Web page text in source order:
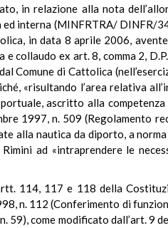
in relazione alla nota
interna (MINFRTRA/ DINFR/
in data 8 aprile 2006,
collaudo ex art. 8, comma 2,
Comune di Cattolica
«risultando l’area relativa
ascritto alla
1997, n. 509 (Regolamento
alla nautica da diporto, a
ad «intraprendere le
114, 117 e 118 della
n. 112 (Conferimento di
59), come modificato dall’art. 9